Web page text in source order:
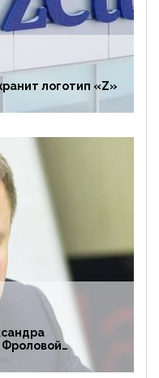
логотип «Z»
млрд р.